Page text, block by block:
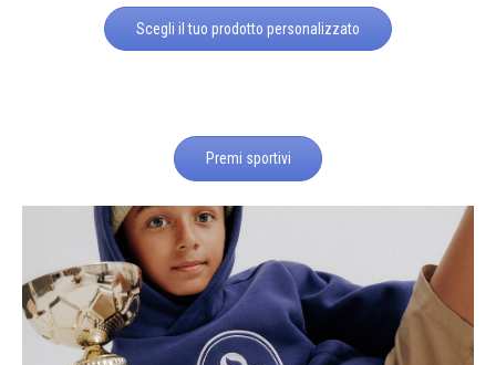
Scegli il tuo prodotto personalizzato
Premi sportivi